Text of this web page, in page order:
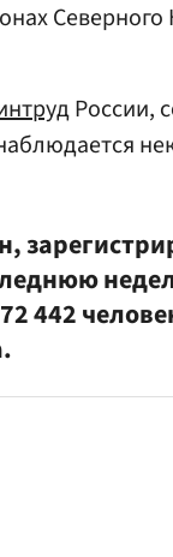
Северного
России,
442